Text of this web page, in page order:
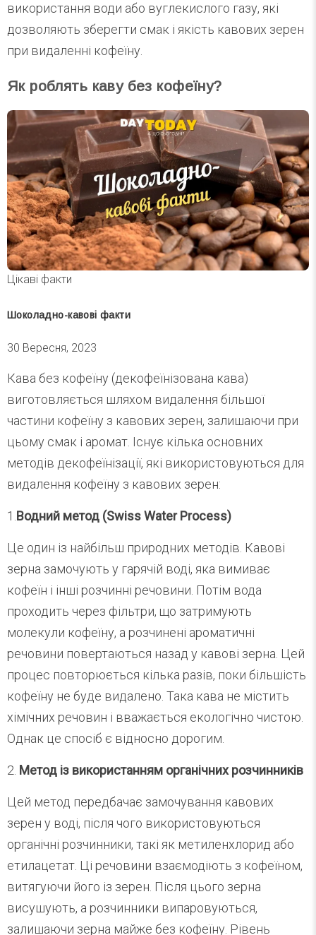
використання води або вуглекислого газу, які
дозволяють зберегти смак і якість кавових зерен
при видаленні кофеїну.
Як роблять каву без кофеїну?
Цікаві факти
Шоколадно-кавові факти
30 Вересня, 2023
Кава без кофеїну (декофеїнізована кава)
виготовляється шляхом видалення більшої
частини кофеїну з кавових зерен, залишаючи при
цьому смак і аромат. Існує кілька основних
методів декофеїнізації, які використовуються для
видалення кофеїну з кавових зерен:
1.Водний метод (Swiss Water Process)
Це один із найбільш природних методів. Кавові
зерна замочують у гарячій воді, яка вимиває
кофеїн і інші розчинні речовини. Потім вода
проходить через фільтри, що затримують
молекули кофеїну, а розчинені ароматичні
речовини повертаються назад у кавові зерна. Цей
процес повторюється кілька разів, поки більшість
кофеїну не буде видалено. Така кава не містить
хімічних речовин і вважається екологічно чистою.
Однак це спосіб є відносно дорогим.
2. Метод із використанням органічних розчинників
Цей метод передбачає замочування кавових
зерен у воді, після чого використовуються
органічні розчинники, такі як метиленхлорид або
етилацетат. Ці речовини взаємодіють з кофеїном,
витягуючи його із зерен. Після цього зерна
висушують, а розчинники випаровуються,
залишаючи зерна майже без кофеїну. Рівень